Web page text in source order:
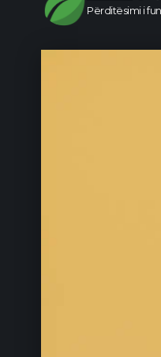
Përditësimi i